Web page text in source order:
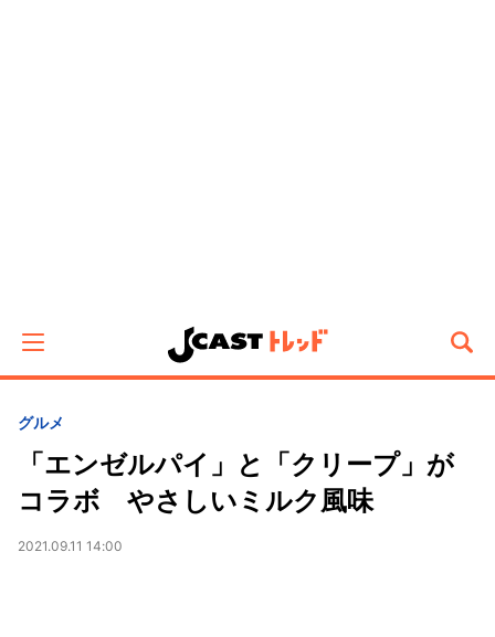
グルメ
「エンゼルパイ」と「クリープ」が
コラボ やさしいミルク風味
2021.09.11 14:00